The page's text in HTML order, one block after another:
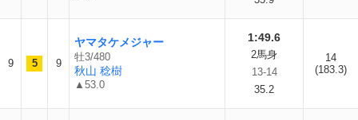
9 5 9
ヤマタケメジャー
牡3/480
秋山 稔樹
▲53.0
1:49.6
2馬身
13-14
35.2
14
(183.3)